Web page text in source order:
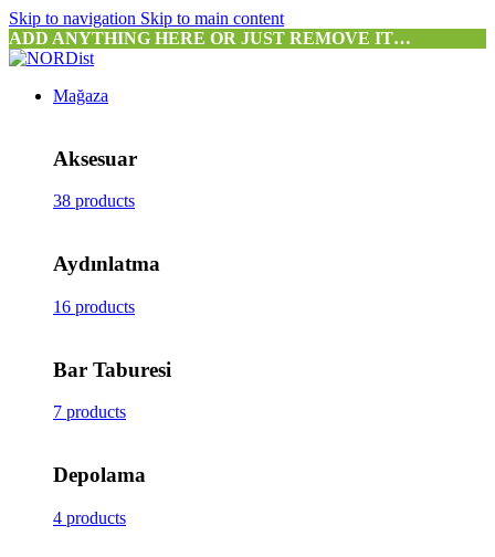
Skip to navigation Skip to main content
ADD ANYTHING HERE OR JUST REMOVE IT…
Mağaza
Aksesuar
38 products
Aydınlatma
16 products
Bar Taburesi
7 products
Depolama
4 products